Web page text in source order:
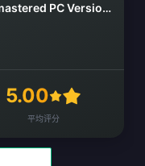
Marvel's Spider-man Remastered PC Version (Steam)
5.00
平均评分